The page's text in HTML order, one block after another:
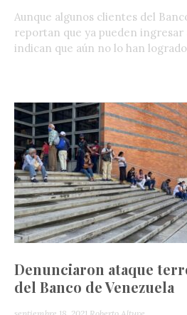
Aunque algunos clientes del
reportan que ya pueden ingresar
indican que aún no lo han
Denunciaron ataque
del Banco de Venezuela